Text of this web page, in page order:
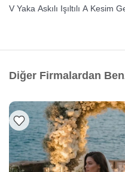
V Yaka Askılı Işıltılı A Kesim
Diğer Firmalardan